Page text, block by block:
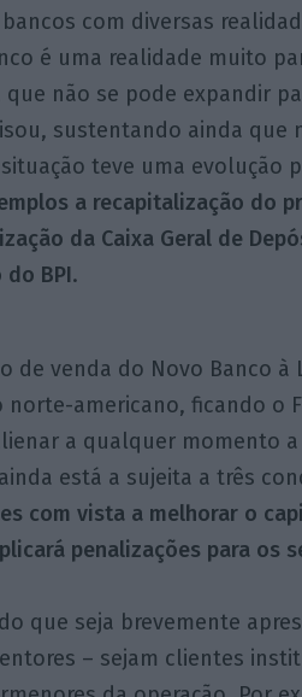
com diversas
é uma realidade muito
que não se pode expandir
sustentando ainda que
teve uma evolução
a recapitalização do
da Caixa Geral de
do BPI.
de venda do Novo Banco
norte-americano, ficando o
a qualquer momento
está a sujeita a três
com vista a melhorar o
penalizações para os
que seja brevemente
– sejam clientes